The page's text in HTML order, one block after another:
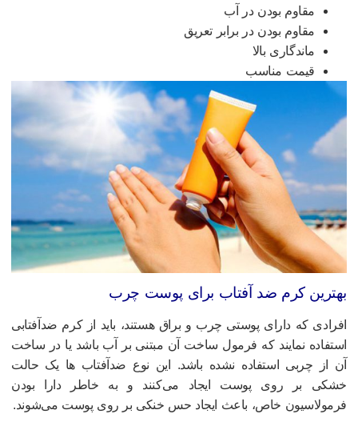
مقاوم بودن در آب
مقاوم بودن در برابر تعریق
ماندگاری بالا
قیمت مناسب
کرم ضد آفتاب برای پوست چرب
که دارای پوستی چرب و براق هستند، باید از کرم ضدآفتابی
نمایند که فرمول ساخت آن مبتنی بر آب باشد یا در ساخت
از چربی استفاده نشده باشد. این نوع ضدآفتاب ها یک حالت
بر روی پوست ایجاد می‌کنند و به خاطر دارا بودن
خاص، باعث ایجاد حس خنکی بر روی پوست می‌شوند.